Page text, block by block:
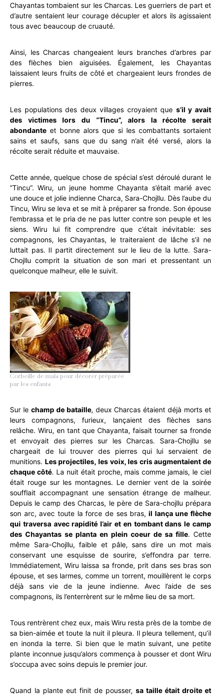
Chayantas tombaient sur les Charcas. Les guerriers de part et
d’autre sentaient leur courage décupler et alors ils agissaient
tous avec beaucoup de cruauté.
Ainsi, les Charcas changeaient leurs branches d’arbres par
des flèches bien aiguisées. Également, les Chayantas
laissaient leurs fruits de côté et chargeaient leurs frondes de
pierres.
Les populations des deux villages croyaient que s’il y avait
des victimes lors du “Tincu”, alors la récolte serait
abondante et bonne alors que si les combattants sortaient
sains et saufs, sans que du sang n’ait été versé, alors la
récolte serait réduite et mauvaise.
Cette année, quelque chose de spécial s’est déroulé durant le
“Tincu”. Wiru, un jeune homme Chayanta s’était marié avec
une douce et jolie indienne Charca, Sara-Chojllu. Dès l’aube du
Tincu, Wiru se leva et se mit à préparer sa fronde. Son épouse
l’embrassa et le pria de ne pas lutter contre son peuple et les
siens. Wiru lui fit comprendre que c’était inévitable: ses
compagnons, les Chayantas, le traiteraient de lâche s’il ne
luttait pas. Il partit directement sur le lieu de la lutte. Sara-
Chojllu comprit la situation de son mari et pressentant un
quelconque malheur, elle le suivit.
Corbeille de maïs pour décorer préparée
par les enfants
Sur le champ de bataille, deux Charcas étaient déjà morts et
leurs compagnons, furieux, lançaient des flèches sans
relâche. Wiru, en tant que Chayanta, faisait tourner sa fronde
et envoyait des pierres sur les Charcas. Sara-Chojllu se
chargeait de lui trouver des pierres qui lui servaient de
munitions. Les projectiles, les voix, les cris augmentaient de
chaque côté. La nuit était proche, mais comme jamais, le ciel
était rouge sur les montagnes. Le dernier vent de la soirée
soufflait accompagnant une sensation étrange de malheur.
Depuis le camp des Charcas, le père de Sara-chojllu prépara
son arc, avec toute la force de ses bras, il lança une flèche
qui traversa avec rapidité l’air et en tombant dans le camp
des Chayantas se planta en plein coeur de sa fille. Cette
même Sara-Chojllu, faible et pâle, sans dire un mot mais
conservant une esquisse de sourire, s’effondra par terre.
Immédiatement, Wiru laissa sa fronde, prit dans ses bras son
épouse, et ses larmes, comme un torrent, mouillèrent le corps
déjà sans vie de la jeune indienne. Avec l’aide de ses
compagnons, ils l’enterrèrent sur le même lieu de sa mort.
Tous rentrèrent chez eux, mais Wiru resta près de la tombe de
sa bien-aimée et toute la nuit il pleura. Il pleura tellement, qu’il
en inonda la terre. Si bien que le matin suivant, une petite
plante inconnue jusqu’alors commença à pousser et dont Wiru
s’occupa avec soins depuis le premier jour.
Quand la plante eut finit de pousser, sa taille était droite et